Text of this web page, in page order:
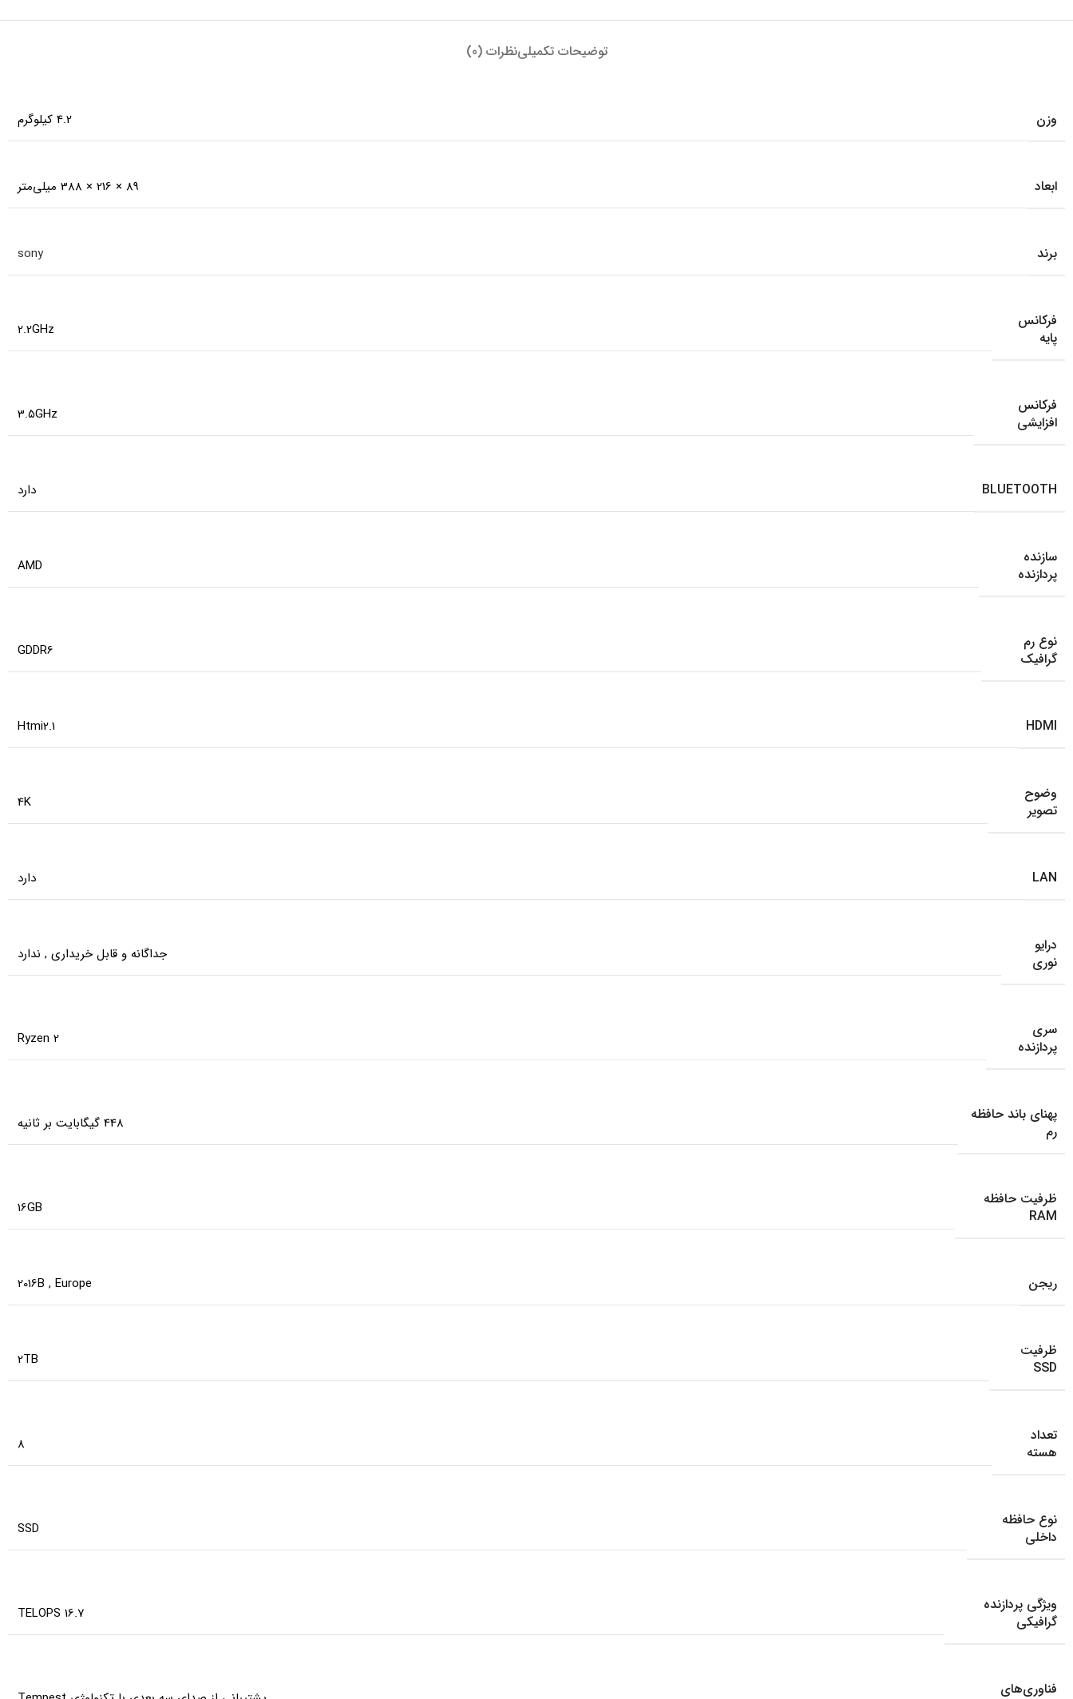
توضیحات تکمیلینظرات (0)
وزن 4.2 کیلوگرم
ابعاد 89 × 216 × 388 میلی‌متر
برند sony
فرکانس
پایه
2.2GHz
فرکانس
افزایشی
3.5GHz
BLUETOOTH دارد
سازنده
پردازنده
AMD
نوع رم
گرافیک
GDDR6
HDMI
Htmi2.1
وضوح
تصویر
4K
LAN دارد
درایو
نوری
جداگانه و قابل خریداری , ندارد
سری
پردازنده
Ryzen 2
پهنای باند حافظه
رم
448 گیگابایت بر ثانیه
ظرفیت حافظه
RAM
16GB
ریجن 2016B , Europe
ظرفیت
SSD
2TB
تعداد
هسته
8
نوع حافظه
داخلی
SSD
ویژگی پردازنده
گرافیکی
TELOPS 16.7
فناوری‌های